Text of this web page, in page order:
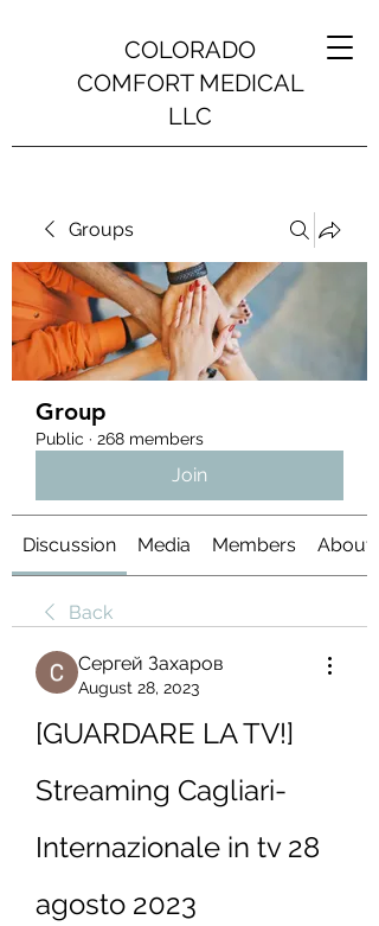
COLORADO
COMFORT MEDICAL
LLC
Groups
Group
Public · 268 members
Join
Discussion Media Members About
Back
Сергей Захаров
August 28, 2023
[GUARDARE LA TV!]
Streaming Cagliari-
Internazionale in tv 28
agosto 2023